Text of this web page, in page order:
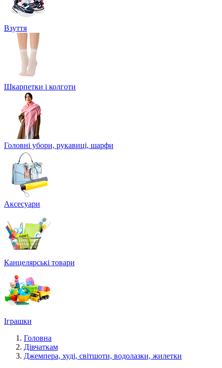
Взуття
Шкарпетки і колготи
Головні убори, рукавиці, шарфи
Аксесуари
Канцелярські товари
Іграшки
Головна
Дівчаткам
Джемпера, худі, світшоти, водолазки, жилетки